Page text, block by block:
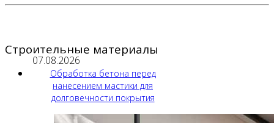
Строительные материалы
07.08.2026
Обработка бетона перед
нанесением мастики для
долговечности покрытия